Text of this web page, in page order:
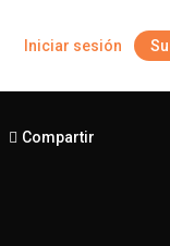
Iniciar sesión
Compartir